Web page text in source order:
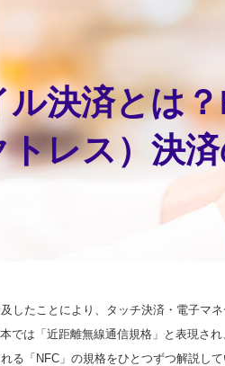
ル決済とは
トレス）決
したことにより、タッチ決済・電子マ
では「近距離無線通信規格」と表現さ
る「NFC」の規格をひとつずつ解説し